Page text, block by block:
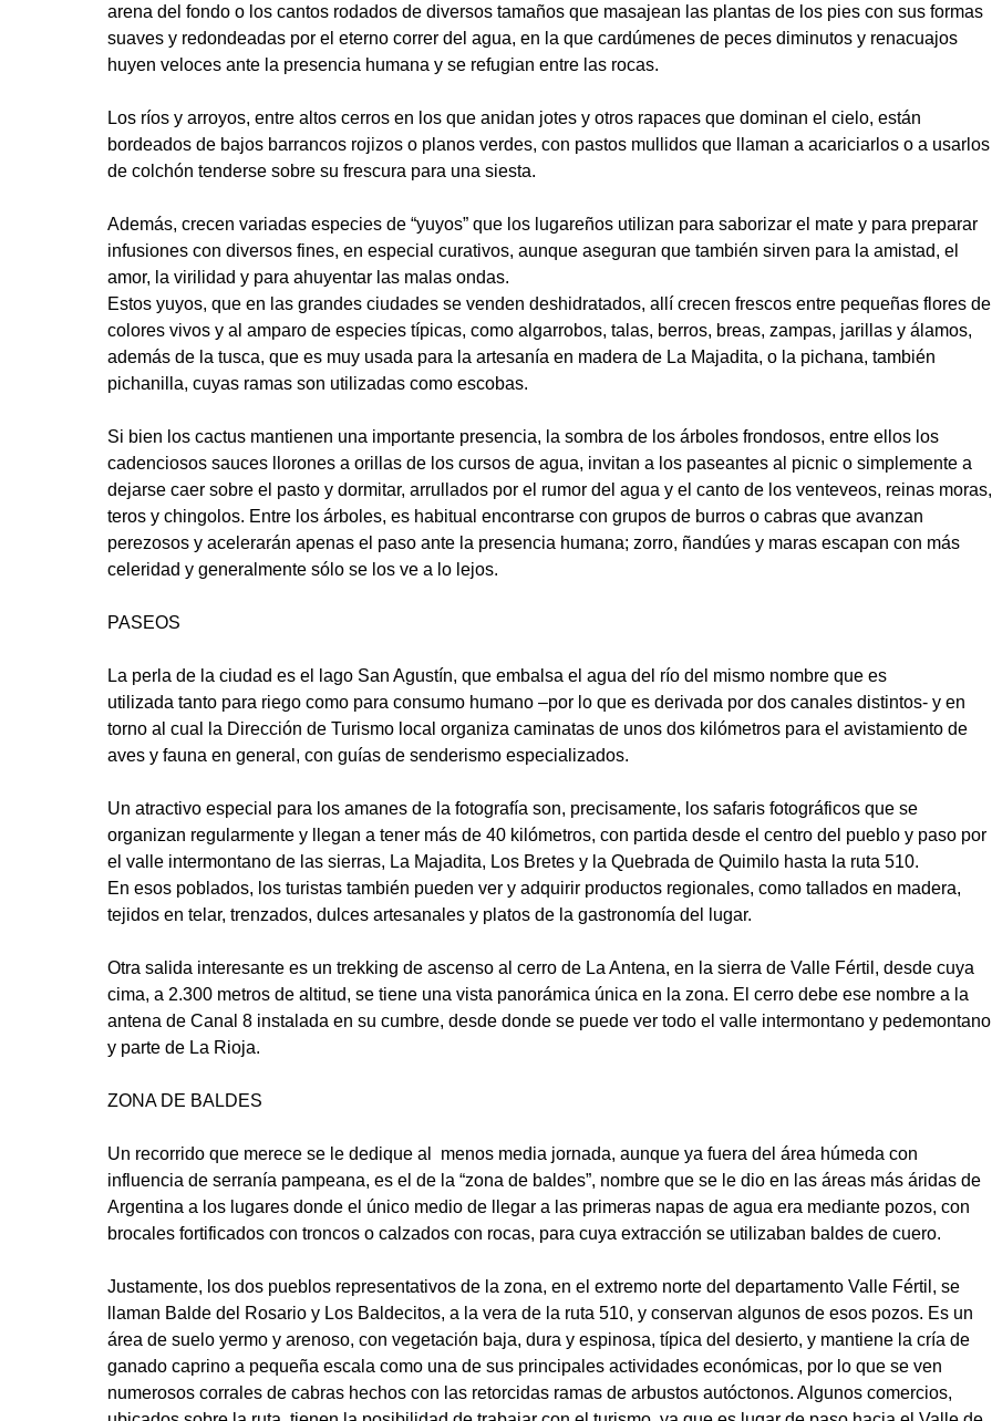
arena del fondo o los cantos rodados de diversos tamaños que masajean las plantas de los pies con sus formas
suaves y redondeadas por el eterno correr del agua, en la que cardúmenes de peces diminutos y renacuajos
huyen veloces ante la presencia humana y se refugian entre las rocas.
Los ríos y arroyos, entre altos cerros en los que anidan jotes y otros rapaces que dominan el cielo, están
bordeados de bajos barrancos rojizos o planos verdes, con pastos mullidos que llaman a acariciarlos o a usarlos
de colchón tenderse sobre su frescura para una siesta.
Además, crecen variadas especies de “yuyos” que los lugareños utilizan para saborizar el mate y para preparar
infusiones con diversos fines, en especial curativos, aunque aseguran que también sirven para la amistad, el
amor, la virilidad y para ahuyentar las malas ondas.
Estos yuyos, que en las grandes ciudades se venden deshidratados, allí crecen frescos entre pequeñas flores de
colores vivos y al amparo de especies típicas, como algarrobos, talas, berros, breas, zampas, jarillas y álamos,
además de la tusca, que es muy usada para la artesanía en madera de La Majadita, o la pichana, también
pichanilla, cuyas ramas son utilizadas como escobas.
Si bien los cactus mantienen una importante presencia, la sombra de los árboles frondosos, entre ellos los
cadenciosos sauces llorones a orillas de los cursos de agua, invitan a los paseantes al picnic o simplemente a
dejarse caer sobre el pasto y dormitar, arrullados por el rumor del agua y el canto de los venteveos, reinas moras,
teros y chingolos. Entre los árboles, es habitual encontrarse con grupos de burros o cabras que avanzan
perezosos y acelerarán apenas el paso ante la presencia humana; zorro, ñandúes y maras escapan con más
celeridad y generalmente sólo se los ve a lo lejos.
PASEOS
La perla de la ciudad es el lago San Agustín, que embalsa el agua del río del mismo nombre que es
utilizada tanto para riego como para consumo humano –por lo que es derivada por dos canales distintos- y en
torno al cual la Dirección de Turismo local organiza caminatas de unos dos kilómetros para el avistamiento de
aves y fauna en general, con guías de senderismo especializados.
Un atractivo especial para los amanes de la fotografía son, precisamente, los safaris fotográficos que se
organizan regularmente y llegan a tener más de 40 kilómetros, con partida desde el centro del pueblo y paso por
el valle intermontano de las sierras, La Majadita, Los Bretes y la Quebrada de Quimilo hasta la ruta 510.
En esos poblados, los turistas también pueden ver y adquirir productos regionales, como tallados en madera,
tejidos en telar, trenzados, dulces artesanales y platos de la gastronomía del lugar.
Otra salida interesante es un trekking de ascenso al cerro de La Antena, en la sierra de Valle Fértil, desde cuya
cima, a 2.300 metros de altitud, se tiene una vista panorámica única en la zona. El cerro debe ese nombre a la
antena de Canal 8 instalada en su cumbre, desde donde se puede ver todo el valle intermontano y pedemontano
y parte de La Rioja.
ZONA DE BALDES
Un recorrido que merece se le dedique al menos media jornada, aunque ya fuera del área húmeda con
influencia de serranía pampeana, es el de la “zona de baldes”, nombre que se le dio en las áreas más áridas de
Argentina a los lugares donde el único medio de llegar a las primeras napas de agua era mediante pozos, con
brocales fortificados con troncos o calzados con rocas, para cuya extracción se utilizaban baldes de cuero.
Justamente, los dos pueblos representativos de la zona, en el extremo norte del departamento Valle Fértil, se
llaman Balde del Rosario y Los Baldecitos, a la vera de la ruta 510, y conservan algunos de esos pozos. Es un
área de suelo yermo y arenoso, con vegetación baja, dura y espinosa, típica del desierto, y mantiene la cría de
ganado caprino a pequeña escala como una de sus principales actividades económicas, por lo que se ven
numerosos corrales de cabras hechos con las retorcidas ramas de arbustos autóctonos. Algunos comercios,